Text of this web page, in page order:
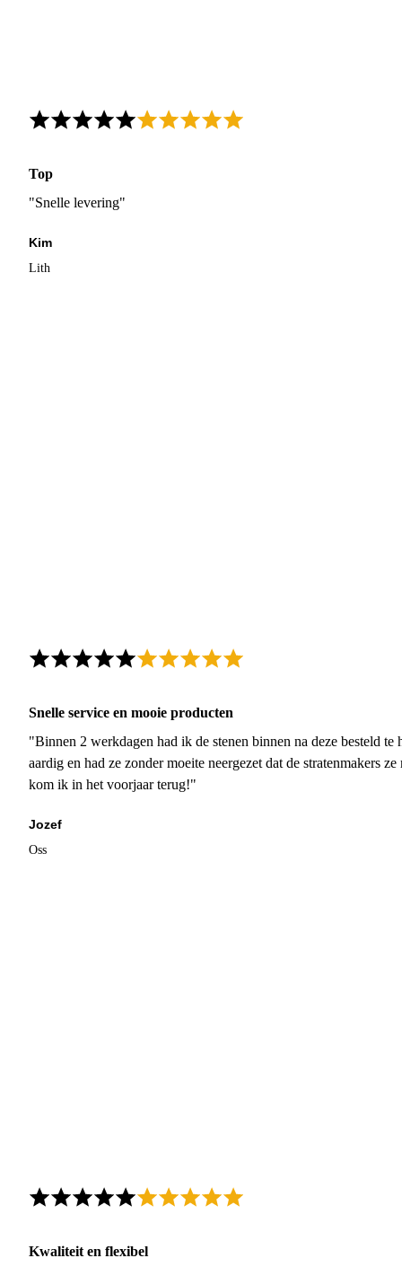
Top
"Snelle levering"
Kim
Lith
Snelle service en mooie producten
"Binnen 2 werkdagen had ik de stenen binnen na deze besteld
aardig en had ze zonder moeite neergezet dat de stratenmakers
kom ik in het voorjaar terug!"
Jozef
Oss
Kwaliteit en flexibel